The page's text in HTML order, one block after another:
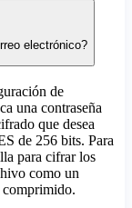
electrónico?
de
una contraseña
que desea
de 256 bits. Para
para cifrar los
como un